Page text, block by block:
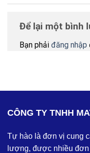
Để lại một bình
Bạn phải đăng nhập
CÔNG TY TNHH
Tự hào là đơn vị cung
lượng, được nhiều đơn